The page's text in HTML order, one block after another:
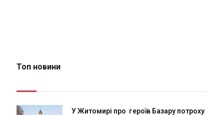
Топ новини
У Житомирі про героїв Базару потроху